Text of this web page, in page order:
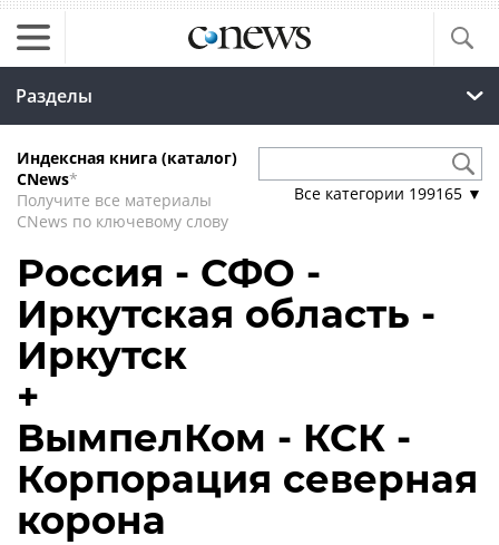
Разделы
Индексная книга (каталог)
CNews*
Получите все материалы
CNews по ключевому слову
Все категории 199165 ▼
Россия - СФО -
Иркутская область -
Иркутск
+
ВымпелКом - КСК -
Корпорация северная
корона